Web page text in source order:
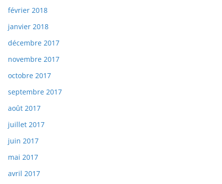
février 2018
janvier 2018
décembre 2017
novembre 2017
octobre 2017
septembre 2017
août 2017
juillet 2017
juin 2017
mai 2017
avril 2017